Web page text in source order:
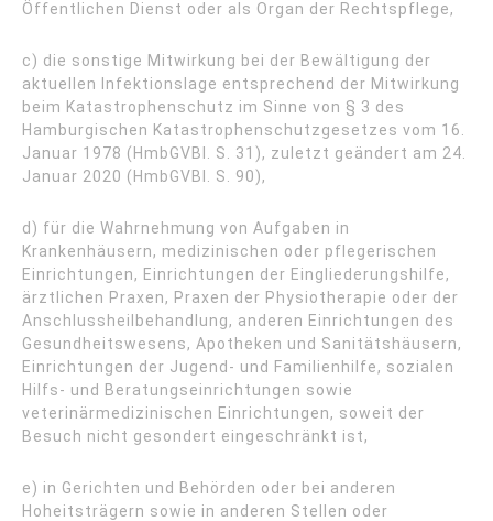
Öffentlichen Dienst oder als Organ der Rechtspflege,
c) die sonstige Mitwirkung bei der Bewältigung der
aktuellen Infektionslage entsprechend der Mitwirkung
beim Katastrophenschutz im Sinne von § 3 des
Hamburgischen Katastrophenschutzgesetzes vom 16.
Januar 1978 (HmbGVBl. S. 31), zuletzt geändert am 24.
Januar 2020 (HmbGVBl. S. 90),
d) für die Wahrnehmung von Aufgaben in
Krankenhäusern, medizinischen oder pflegerischen
Einrichtungen, Einrichtungen der Eingliederungshilfe,
ärztlichen Praxen, Praxen der Physiotherapie oder der
Anschlussheilbehandlung, anderen Einrichtungen des
Gesundheitswesens, Apotheken und Sanitätshäusern,
Einrichtungen der Jugend- und Familienhilfe, sozialen
Hilfs- und Beratungseinrichtungen sowie
veterinärmedizinischen Einrichtungen, soweit der
Besuch nicht gesondert eingeschränkt ist,
e) in Gerichten und Behörden oder bei anderen
Hoheitsträgern sowie in anderen Stellen oder